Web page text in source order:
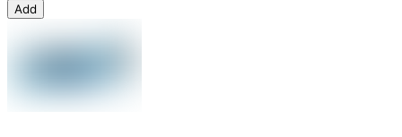
Add